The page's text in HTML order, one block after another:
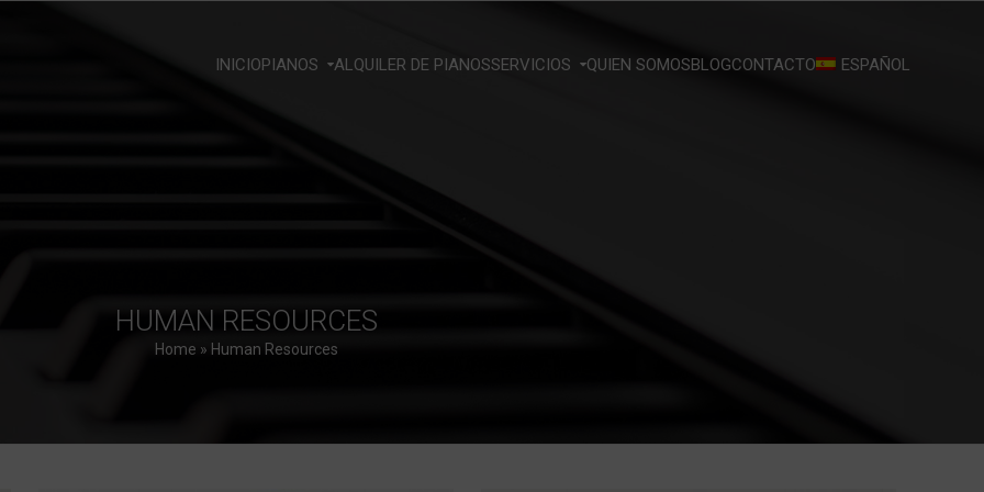
INICIOPIANOS ALQUILER DE PIANOSSERVICIOS QUIEN SOMOSBLOGCONTACTO ESPAÑOL
HUMAN RESOURCES
Home » Human Resources